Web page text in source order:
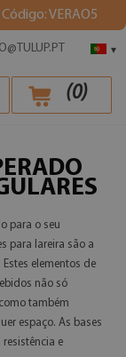
Código: VERAO5
▾
(0)
para o seu
para lareira são a
elementos de
não só
também
espaço. As bases
e